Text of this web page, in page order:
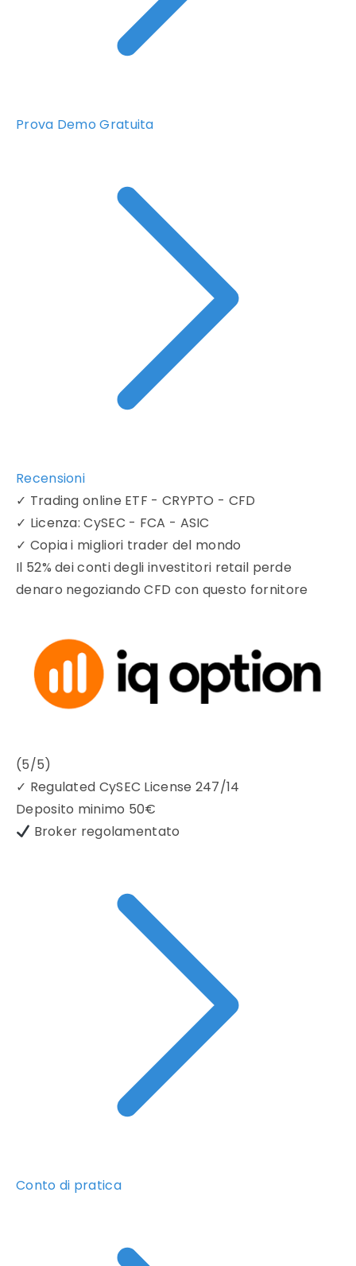
Prova Demo Gratuita
Recensioni
✓ Trading online ETF - CRYPTO - CFD
✓ Licenza: CySEC - FCA - ASIC
✓ Copia i migliori trader del mondo
Il 52% dei conti degli investitori retail perde
denaro negoziando CFD con questo fornitore
(5/5)
✓ Regulated CySEC License 247/14
Deposito minimo 50€
Broker regolamentato
Conto di pratica